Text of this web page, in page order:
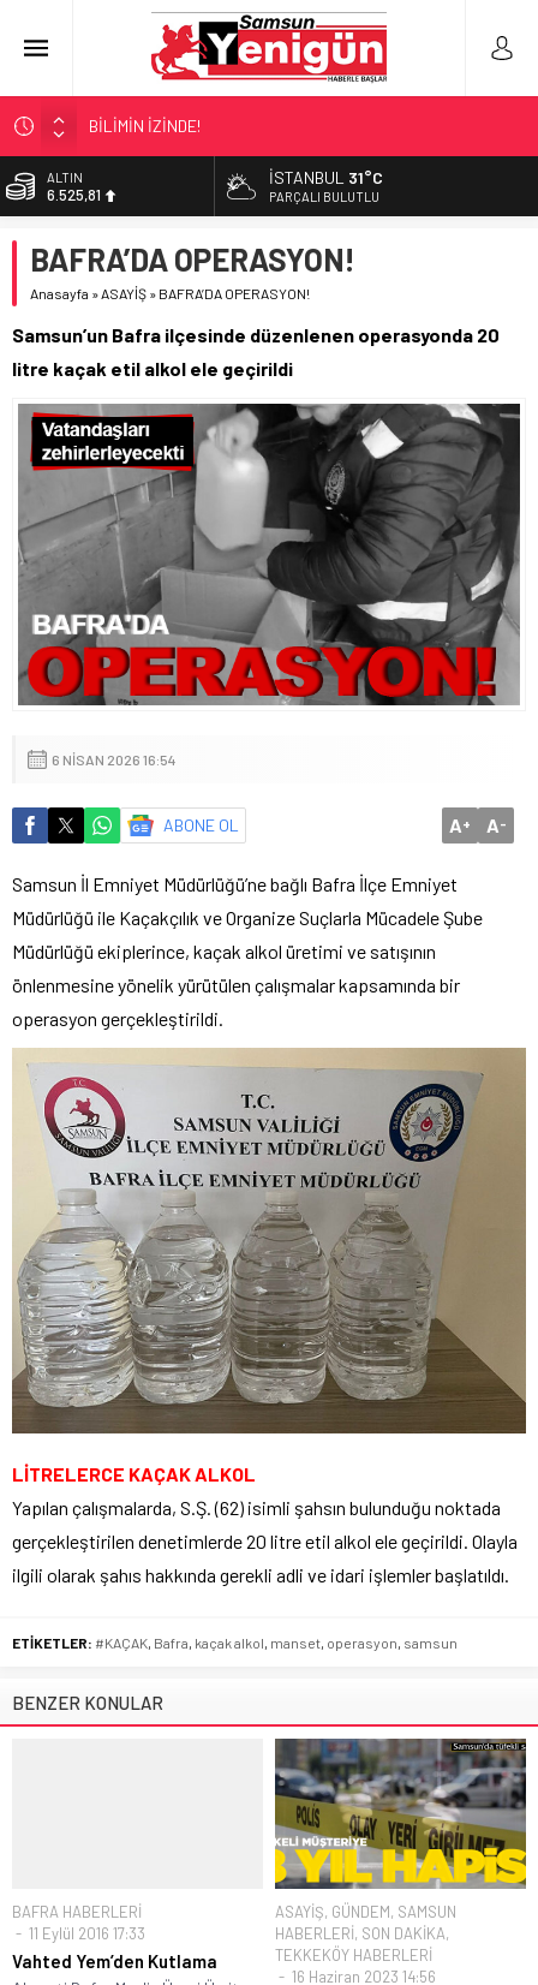
BİLİMİN İZİNDE!
TIR’A ‘ZEHİR’ BASKINI!
FECİ SON!
SAMSUN YANACAK!
ALTIN
6.525,81
13.703,13
DOLAR
55,0919
İSTANBUL 31°C
PARÇALI BULUTLU
BAFRA’DA OPERASYON!
Anasayfa »ASAYİŞ » BAFRA’DA OPERASYON!
Samsun’un Bafra ilçesinde düzenlenen operasyonda 20
litre kaçak etil alkol ele geçirildi
6 NISAN 2026 16:54
ABONE OL A+ A-
Samsun İl Emniyet Müdürlüğü’ne bağlı Bafra İlçe Emniyet
Müdürlüğü ile Kaçakçılık ve Organize Suçlarla Mücadele Şube
Müdürlüğü ekiplerince, kaçak alkol üretimi ve satışının
önlenmesine yönelik yürütülen çalışmalar kapsamında bir
operasyon gerçekleştirildi.
LİTRELERCE KAÇAK ALKOL
Yapılan çalışmalarda, S.Ş. (62) isimli şahsın bulunduğu noktada
gerçekleştirilen denetimlerde 20 litre etil alkol ele geçirildi. Olayla
ilgili olarak şahıs hakkında gerekli adli ve idari işlemler başlatıldı.
ETİKETLER: #KAÇAK Bafra kaçak alkol manset operasyon samsun
BENZER KONULAR
BAFRA HABERLERİ
11 Eylül 2016 17:33
Vahted Yem’den Kutlama
ASAYİŞ, GÜNDEM, SAMSUN
HABERLERİ, SON DAKİKA,
TEKKEKÖY HABERLERİ
16 Haziran 2023 14:56